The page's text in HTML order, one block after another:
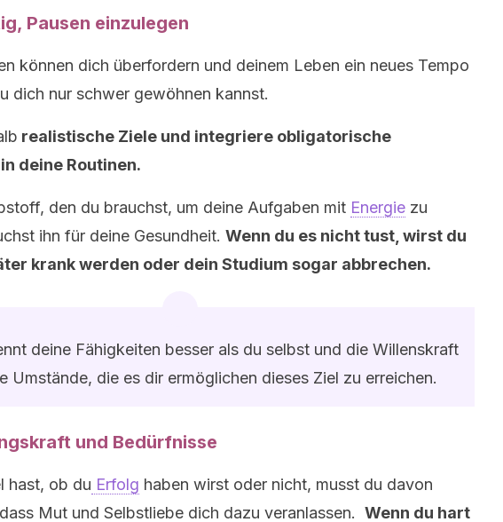
Pausen einzulegen
können dich überfordern und deinem Leben ein neues Tempo
dich nur schwer gewöhnen kannst.
realistische Ziele und integriere obligatorische
deine Routinen.
den du brauchst, um deine Aufgaben mit Energie zu
ihn für deine Gesundheit. Wenn du es nicht tust, wirst du
krank werden oder dein Studium sogar abbrechen.
deine Fähigkeiten besser als du selbst und die Willenskraft
Umstände, die es dir ermöglichen dieses Ziel zu erreichen.
und Bedürfnisse
hast, ob du Erfolg haben wirst oder nicht, musst du davon
Mut und Selbstliebe dich dazu veranlassen. Wenn du hart